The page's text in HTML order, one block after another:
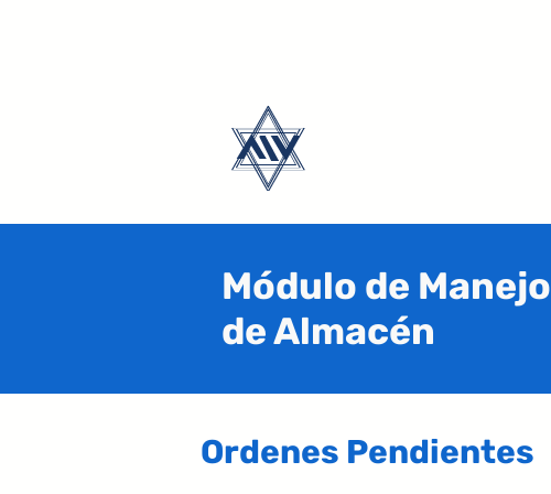
Módulo de Manejo
de Almacén
Ordenes Pendientes